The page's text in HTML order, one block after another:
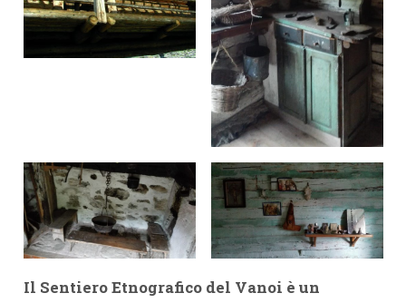
Il Sentiero Etnografico del Vanoi è un